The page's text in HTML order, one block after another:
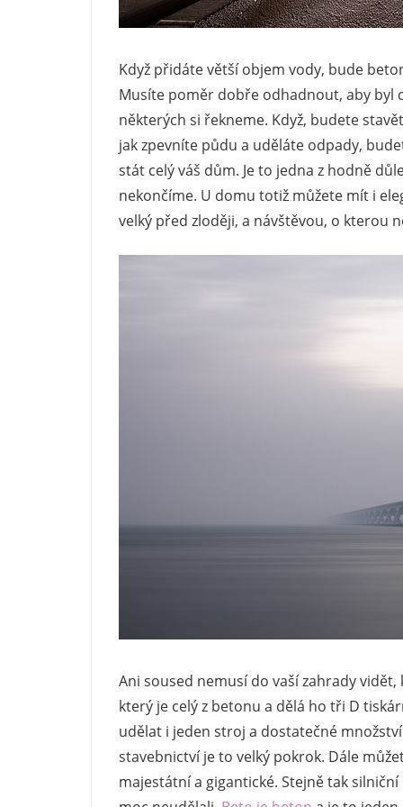
Když přidáte větší objem vody, bude
Musíte poměr dobře odhadnout, aby byl
některých si řekneme. Když, budete
jak zpevníte půdu a uděláte odpady,
stát celý váš dům. Je to jedna z hodně
nekončíme. U domu totiž můžete mít i
velký před zloději, a návštěvou, o kterou
Ani soused nemusí do vaší zahrady
který je celý z betonu a dělá ho tři D
udělat i jeden stroj a dostatečné
stavebnictví je to velký pokrok. Dále
majestátní a gigantické. Stejně tak